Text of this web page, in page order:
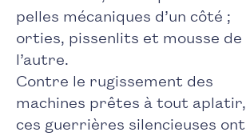
pelles mécaniques d’un côté ;
orties, pissenlits et mousse de
l’autre.
Contre le rugissement des
machines prêtes à tout aplatir,
ces guerrières silencieuses ont